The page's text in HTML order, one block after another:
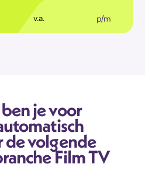
v.a.€ p/m
je voor
de volgende
Film TV